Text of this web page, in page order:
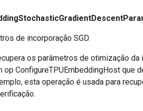
de incorporação SGD.
os parâmetros de otimização
op ConfigureTPUEmbeddingHost que
esta operação é usada para